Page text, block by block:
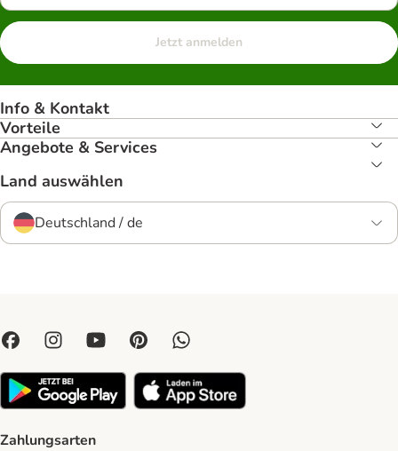
Jetzt anmelden
Info & Kontakt
Vorteile
Angebote & Services
Land auswählen
Deutschland / de
Zahlungsarten